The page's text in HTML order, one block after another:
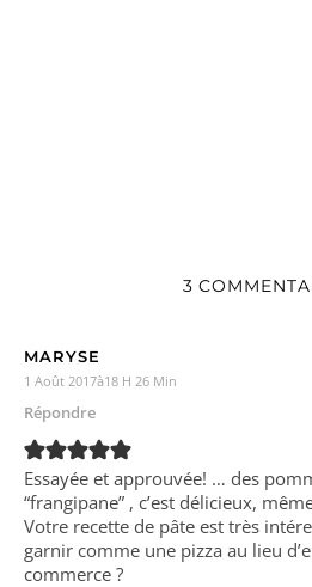
3
MARYSE
1 Août 2017à18 H 26 Min
Répondre
Essayée et approuvée! … des
“frangipane” , c’est délicieux,
Votre recette de pâte est très
garnir comme une pizza au lieu
commerce ?